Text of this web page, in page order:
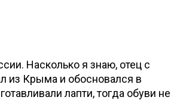
Насколько я знаю, отец с
из Крыма и обосновался в
лапти, тогда обуви не